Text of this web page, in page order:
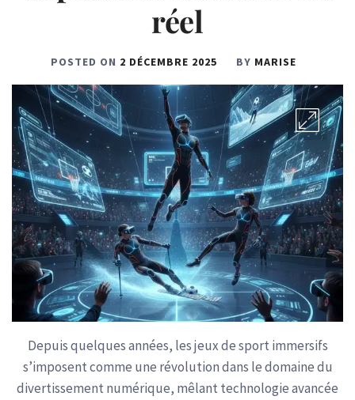
réel
POSTED ON 2 DÉCEMBRE 2025 BY MARISE
Depuis quelques années, les jeux de sport immersifs
s’imposent comme une révolution dans le domaine du
divertissement numérique, mêlant technologie avancée